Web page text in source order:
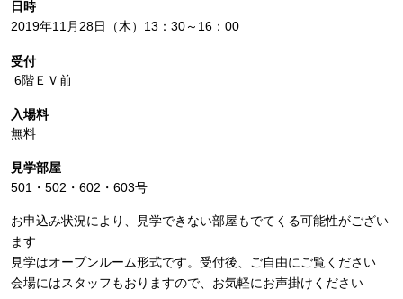
日時
2019年11月28日（木）13：30～16：00
受付
6階ＥＶ前
入場料
無料
見学部屋
501・502・602・603号
お申込み状況により、見学できない部屋もでてくる可能性がござい
ます
見学はオープンルーム形式です。受付後、ご自由にご覧ください
会場にはスタッフもおりますので、お気軽にお声掛けください